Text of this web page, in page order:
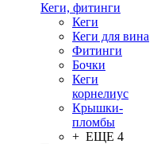
Кеги, фитинги
Кеги
Кеги для вина
Фитинги
Бочки
Кеги
корнелиус
Крышки-
пломбы
+ ЕЩЕ 4